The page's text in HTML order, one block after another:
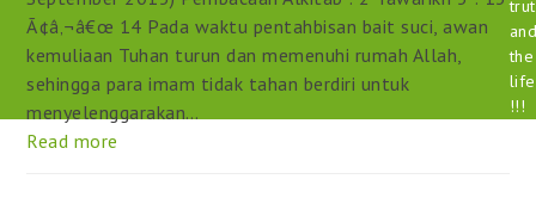
Ã¢â‚¬â€œ 14 Pada waktu pentahbisan bait suci, awan
kemuliaan Tuhan turun dan memenuhi rumah Allah,
sehingga para imam tidak tahan berdiri untuk
menyelenggarakan…
Read more
the
life
!!!